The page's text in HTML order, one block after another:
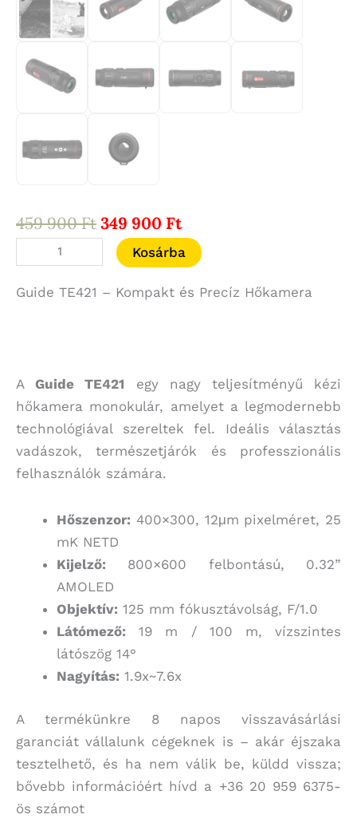
459 900FtOriginal
price
was:
459
349 900 FtCurrent
price
is:
349
TE421
Hőkamera
es
objektív
mennyiség
Kosárba
Guide TE421 – Kompakt és Precíz Hőkamera
AGuide TE421 egy nagy teljesítményű kézi
hőkamera monokulár, amelyet a legmodernebb
technológiával szereltek fel. Ideális választás
vadászok, természetjárók és professzionális
felhasználók számára.
Hőszenzor: 400×300, 12μm pixelméret, 25
mK NETD
Kijelző: 800×600 felbontású, 0.32”
AMOLED
Objektív: 125 mm fókusztávolság, F/1.0
Látómező: 19 m / 100 m, vízszintes
látószög 14°
Nagyítás: 1.9x~7.6x
A termékünkre 8 napos visszavásárlási
garanciát vállalunk cégeknek is – akár éjszaka
tesztelhető, és ha nem válik be, küldd vissza;
bővebb információért hívd a +36 20 959 6375-
ös számot